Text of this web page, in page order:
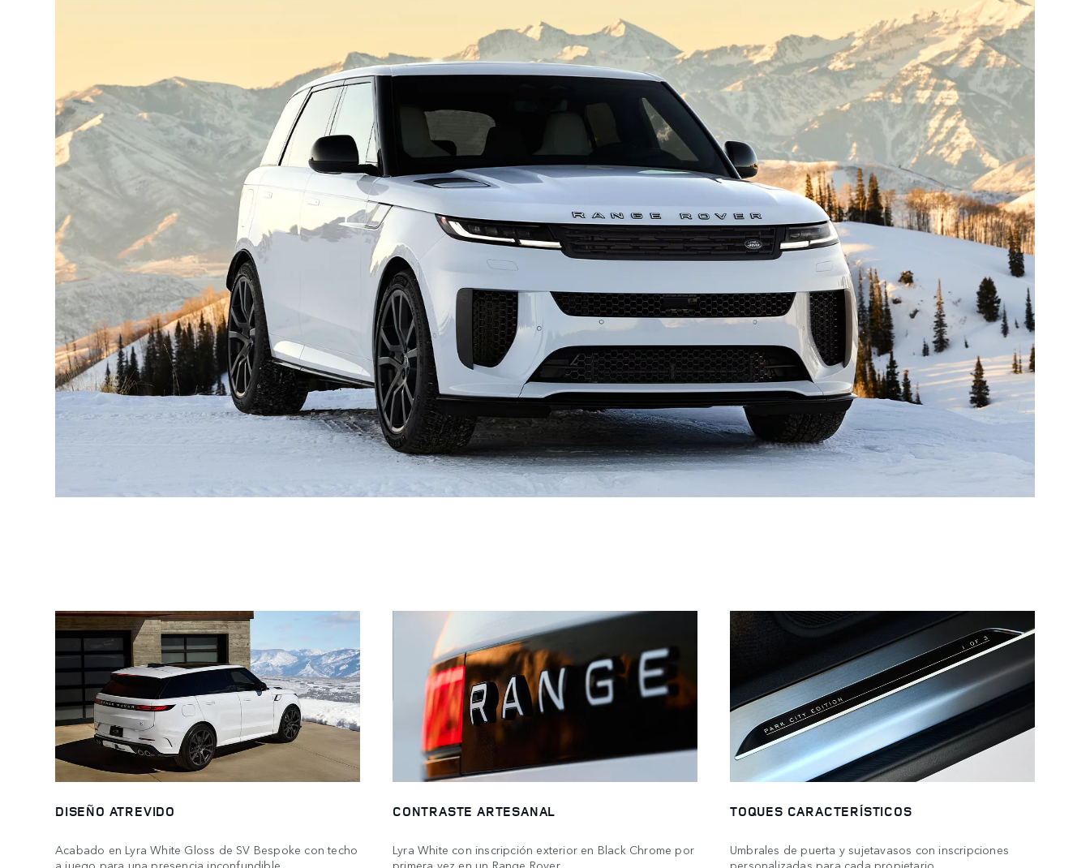
DISEÑO ATREVIDO
Acabado en Lyra White Gloss de SV Bespoke con techo
a juego para una presencia inconfundible.
CONTRASTE ARTESANAL
Lyra White con inscripción exterior en Black Chrome por
primera vez en un Range Rover.
TOQUES CARACTERÍSTICOS
Umbrales de puerta y sujetavasos con inscripciones
personalizadas para cada propietario.